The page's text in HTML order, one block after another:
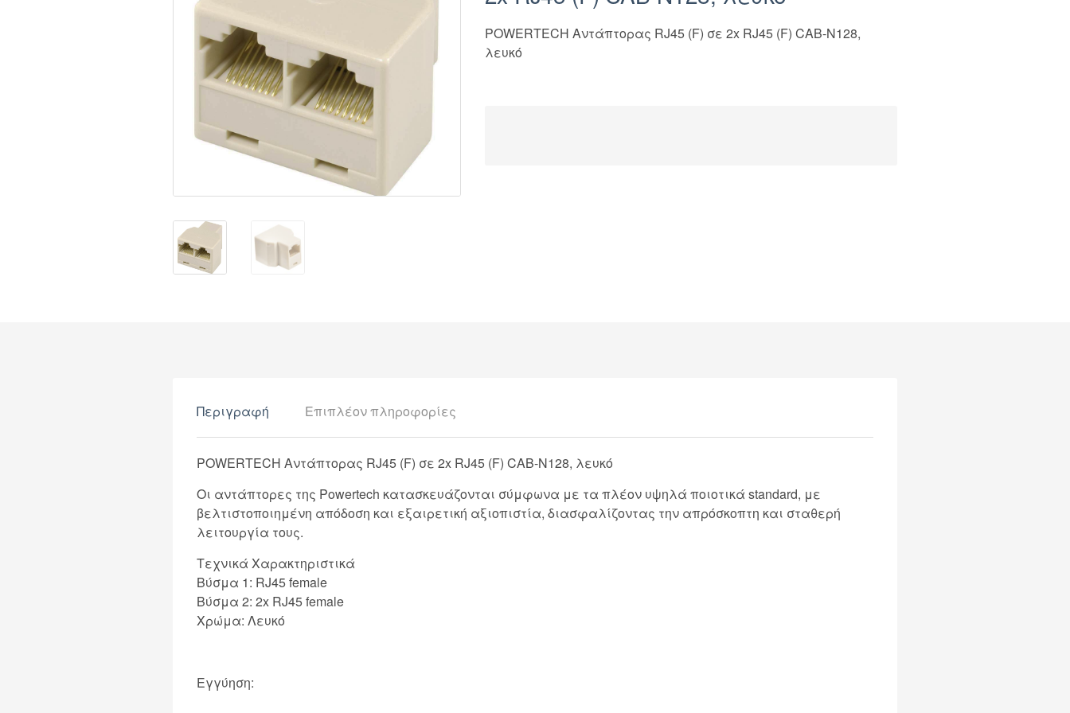
POWERTECH Αντάπτορας RJ45 (F) σε 2x RJ45 (F) CAB-N128,
λευκό
Περιγραφή Επιπλέον πληροφορίες
POWERTECH Αντάπτορας RJ45 (F) σε 2x RJ45 (F) CAB-N128, λευκό
Οι αντάπτορες της Powertech κατασκευάζονται σύμφωνα με τα πλέον υψηλά ποιοτικά standard, με
βελτιστοποιημένη απόδοση και εξαιρετική αξιοπιστία, διασφαλίζοντας την απρόσκοπτη και σταθερή
λειτουργία τους.
Τεχνικά Χαρακτηριστικά
Βύσμα 1: RJ45 female
Βύσμα 2: 2x RJ45 female
Χρώμα: Λευκό
Εγγύηση: